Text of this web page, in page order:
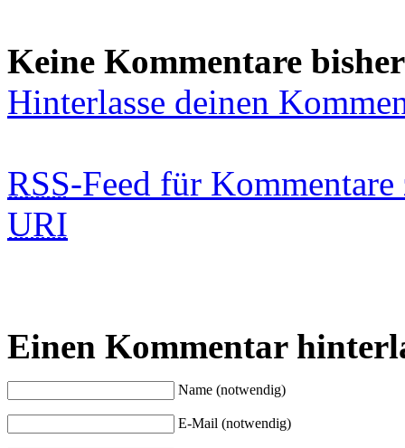
Keine Kommentare bisher
Hinterlasse deinen
RSS-Feed für
URI
Einen Kommentar
Name (notwendig)
E-Mail (notwendig)